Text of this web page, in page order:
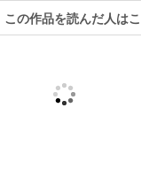
この作品を読んだ人は